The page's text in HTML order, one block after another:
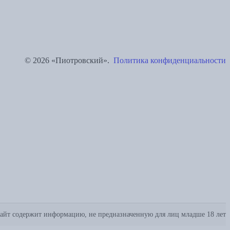
© 2026 «Пиотровский». Политика конфиденциальности
содержит информацию, не предназначенную для лиц младше 18 лет